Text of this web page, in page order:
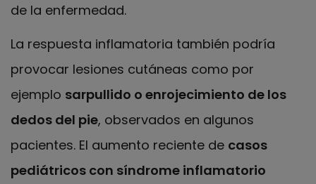
de la enfermedad.
La respuesta inflamatoria también podría
provocar lesiones cutáneas como por
ejemplo sarpullido o enrojecimiento de los
dedos del pie, observados en algunos
pacientes. El aumento reciente de casos
pediátricos con síndrome inflamatorio